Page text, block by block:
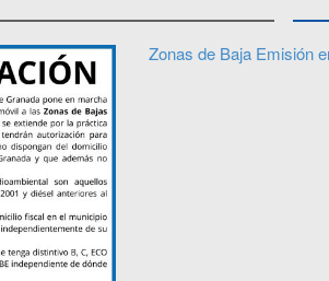
Zonas de Baja Emisión